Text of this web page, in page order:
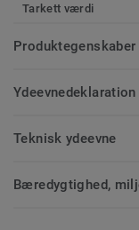
Tarkett værdi
Produktegenskaber
Ydeevnedeklaration
Teknisk ydeevne
Bæredygtighed,